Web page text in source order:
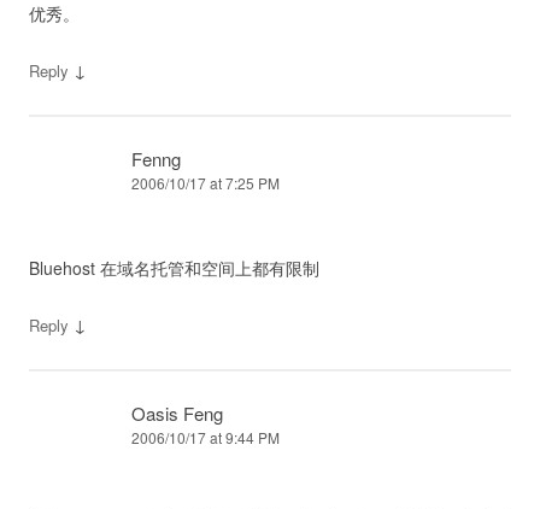
优秀。
Reply ↓
Fenng
2006/10/17 at 7:25 PM
Bluehost 在域名托管和空间上都有限制
Reply ↓
Oasis Feng
2006/10/17 at 9:44 PM